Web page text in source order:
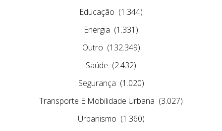
Educação (1.344)
Energia (1.331)
Outro (132.349)
Saúde (2.432)
Segurança (1.020)
Transporte E Mobilidade Urbana (3.027)
Urbanismo (1.360)